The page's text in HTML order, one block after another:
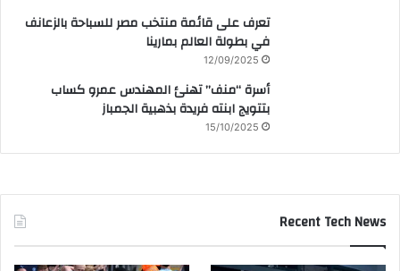
تعرف على قائمة منتخب مصر للسباحة بالزعانف
في بطولة العالم بمارينا
12/09/2025
أسرة “منف” تهنئ المهندس عمرو كساب
بتتويج ابنته فريدة بذهبية الجمباز
15/10/2025
Recent Tech News